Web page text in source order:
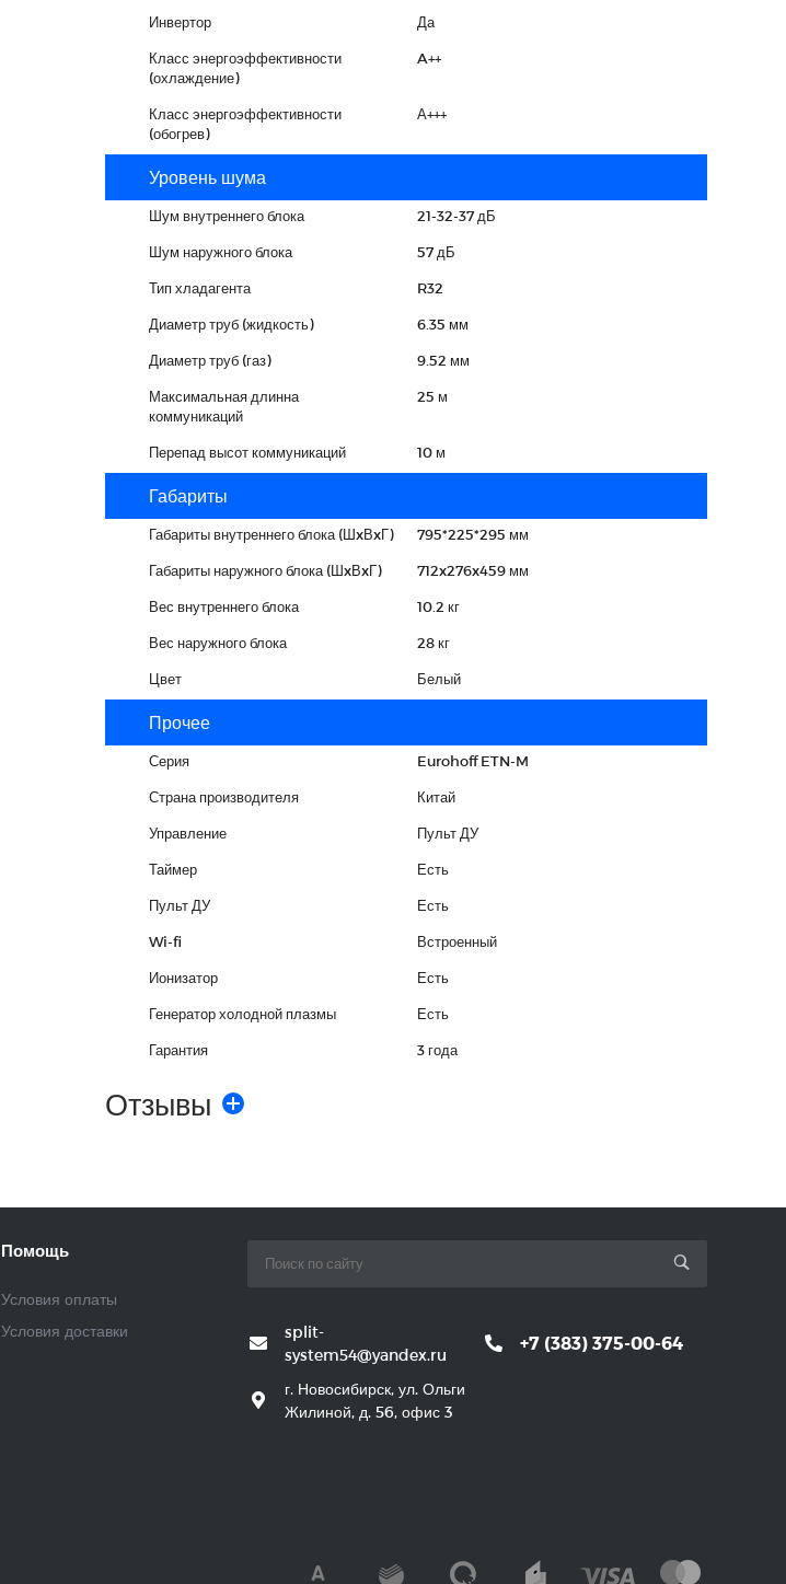
Инвертор Да
Класс энергоэффективности
(охлаждение)
A++
Класс энергоэффективности
(обогрев)
А+++
Уровень шума
Шум внутреннего блока 21-32-37 дБ
Шум наружного блока 57 дБ
Тип хладагента R32
Диаметр труб (жидкость) 6.35 мм
Диаметр труб (газ) 9.52 мм
Максимальная длинна
коммуникаций
25 м
Перепад высот коммуникаций 10 м
Габариты
Габариты внутреннего блока (ШxВxГ) 795*225*295 мм
Габариты наружного блока (ШxВxГ) 712x276x459 мм
Вес внутреннего блока 10.2 кг
Вес наружного блока 28 кг
Цвет Белый
Прочее
Серия Eurohoff ETN-M
Страна производителя Китай
Управление Пульт ДУ
Таймер Есть
Пульт ДУ Есть
Wi-fi Встроенный
Ионизатор Есть
Генератор холодной плазмы Есть
Гарантия 3 года
Отзывы
Помощь
Условия оплаты
Условия доставки
split-
system54@yandex.ru
+7 (383) 375-00-64
г. Новосибирск, ул. Ольги
Жилиной, д. 56, офис 3